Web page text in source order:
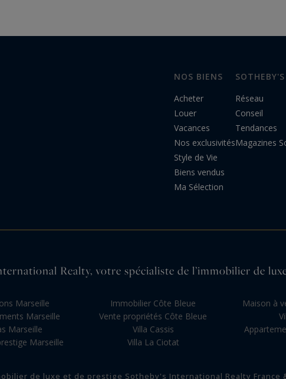
NOS BIENS
Acheter
Louer
Vacances
Nos exclusivités
Style de Vie
Biens vendus
Ma Sélection
SOTHEBY'S
Réseau
Conseil
Tendances
Magazines
Realty, votre spécialiste de l’immobilier de
Marseille
Marseille
Marseille
Marseille
Immobilier Côte Bleue
Vente propriétés Côte Bleue
Villa Cassis
Villa La Ciotat
Maison à
de luxe et de prestige Sotheby's International Realty France